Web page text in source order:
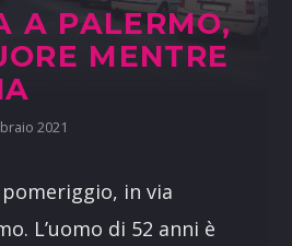
A PALERMO,
MENTRE
2021
pomeriggio, in via
L’uomo di 52 anni è